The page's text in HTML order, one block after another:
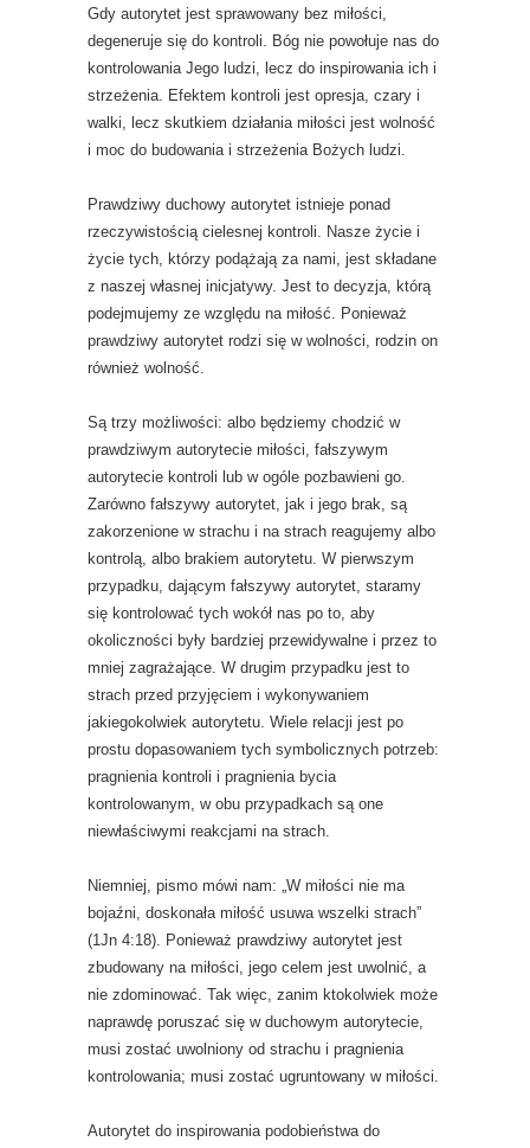
Gdy autorytet jest sprawowany bez miłości,
degeneruje się do kontroli. Bóg nie powołuje nas do
kontrolowania Jego ludzi, lecz do inspirowania ich i
strzeżenia. Efektem kontroli jest opresja, czary i
walki, lecz skutkiem działania miłości jest wolność
i moc do budowania i strzeżenia Bożych ludzi.
Prawdziwy duchowy autorytet istnieje ponad
rzeczywistością cielesnej kontroli. Nasze życie i
życie tych, którzy podążają za nami, jest składane
z naszej własnej inicjatywy. Jest to decyzja, którą
podejmujemy ze względu na miłość. Ponieważ
prawdziwy autorytet rodzi się w wolności, rodzin on
również wolność.
Są trzy możliwości: albo będziemy chodzić w
prawdziwym autorytecie miłości, fałszywym
autorytecie kontroli lub w ogóle pozbawieni go.
Zarówno fałszywy autorytet, jak i jego brak, są
zakorzenione w strachu i na strach reagujemy albo
kontrolą, albo brakiem autorytetu. W pierwszym
przypadku, dającym fałszywy autorytet, staramy
się kontrolować tych wokół nas po to, aby
okoliczności były bardziej przewidywalne i przez to
mniej zagrażające. W drugim przypadku jest to
strach przed przyjęciem i wykonywaniem
jakiegokolwiek autorytetu. Wiele relacji jest po
prostu dopasowaniem tych symbolicznych potrzeb:
pragnienia kontroli i pragnienia bycia
kontrolowanym, w obu przypadkach są one
niewłaściwymi reakcjami na strach.
Niemniej, pismo mówi nam: „W miłości nie ma
bojaźni, doskonała miłość usuwa wszelki strach”
(1Jn 4:18). Ponieważ prawdziwy autorytet jest
zbudowany na miłości, jego celem jest uwolnić, a
nie zdominować. Tak więc, zanim ktokolwiek może
naprawdę poruszać się w duchowym autorytecie,
musi zostać uwolniony od strachu i pragnienia
kontrolowania; musi zostać ugruntowany w miłości.
Autorytet do inspirowania podobieństwa do